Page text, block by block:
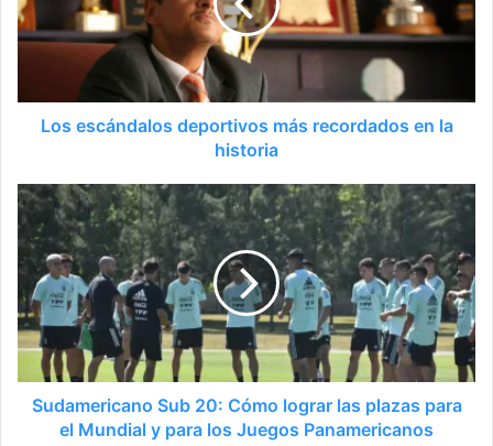
Los escándalos deportivos más recordados en la
historia
Sudamericano Sub 20: Cómo lograr las plazas para
el Mundial y para los Juegos Panamericanos